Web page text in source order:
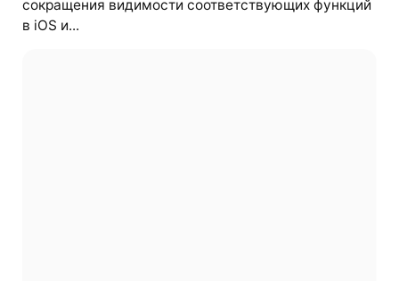
сокращения видимости соответствующих функций
в iOS и...